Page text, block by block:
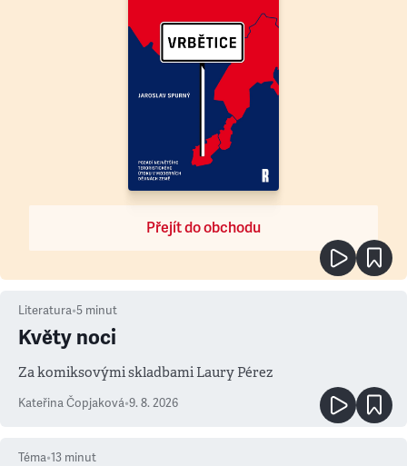
Přejít do obchodu
Literatura•5 minut
Květy noci
Za komiksovými skladbami Laury Pérez
Kateřina Čopjaková•9. 8. 2026
Téma•13 minut